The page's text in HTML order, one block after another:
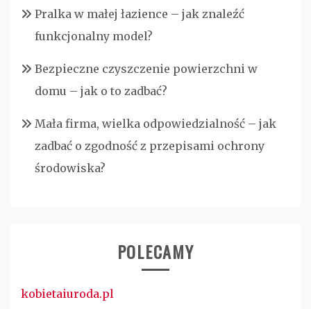
Pralka w małej łazience – jak znaleźć
funkcjonalny model?
Bezpieczne czyszczenie powierzchni w
domu – jak o to zadbać?
Mała firma, wielka odpowiedzialność – jak
zadbać o zgodność z przepisami ochrony
środowiska?
POLECAMY
kobietaiuroda.pl